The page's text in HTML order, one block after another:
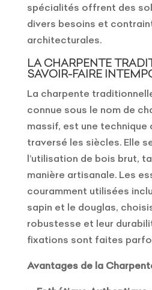
spécialités offrent des
divers besoins et
architecturales.
LA CHARPENTE
SAVOIR-FAIRE
La charpente
connue sous le nom de
massif, est une technique
traversé les siècles. Elle
l’utilisation de bois brut,
manière artisanale. Les
couramment utilisées
sapin et le douglas,
robustesse et leur
fixations sont faites
Avantages de la